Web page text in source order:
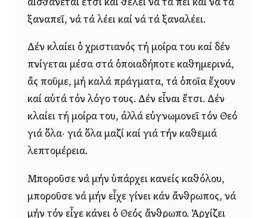
αἰσθάνεται ἔτσι καί θέλει νά τά πεῖ καί νά τά
ξαναπεῖ, νά τά λέει καί νά τά ξαναλέει.
Δέν κλαίει ὁ χριστιανός τή μοίρα του καί δέν
πνίγεται μέσα στά ὁποιαδήποτε καθημερινά,
ἄς ποῦμε, μή καλά πράγματα, τά ὁποῖα ἔχουν
καί αὐτά τόν λόγο τους. Δέν εἶναι ἔτσι. Δέν
κλαίει τή μοίρα του, ἀλλά εὐγνωμονεῖ τόν Θεό
γιά ὅλα· γιά ὅλα μαζί καί γιά τήν καθεμιά
λεπτομέρεια.
Μποροῦσε νά μήν ὑπάρχει κανείς καθόλου,
μποροῦσε νά μήν εἶχε γίνει κάν ἄνθρωπος, νά
μήν τόν εἶχε κάνει ὁ Θεός ἄνθρωπο. Ἀρχίζει